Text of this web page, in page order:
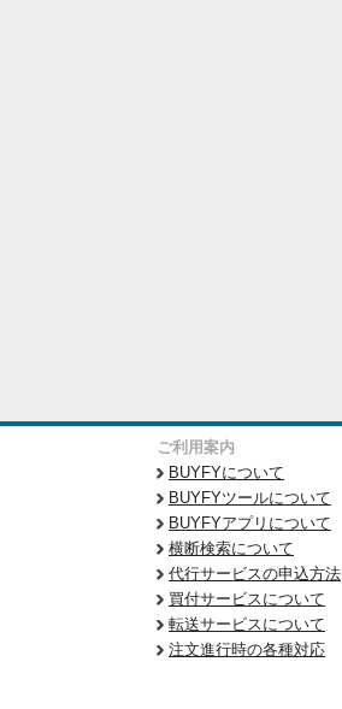
ご利用案内
BUYFYについて
BUYFYツールについて
BUYFYアプリについて
横断検索について
代行サービスの申込方法
買付サービスについて
転送サービスについて
注文進行時の各種対応